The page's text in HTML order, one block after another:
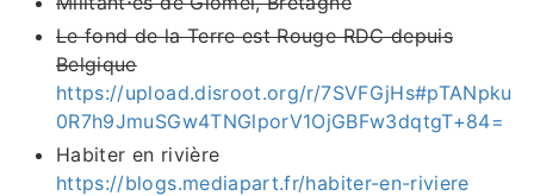
Le fond de la Terre est Rouge RDC depuis
Belgique
https://upload.disroot.org/r/7SVFGjHs#pTANpku
0R7h9JmuSGw4TNGlporV1OjGBFw3dqtgT+84=
Habiter en rivière
https://blogs.mediapart.fr/habiter-en-riviere